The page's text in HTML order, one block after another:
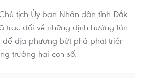
tịch Ủy ban Nhân dân tỉnh Đắk
trao đổi về những định hướng lớn
địa phương bứt phá phát triển
trưởng hai con số.